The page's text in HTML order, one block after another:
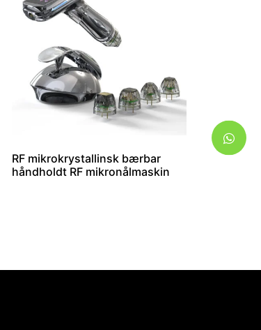
RF mikrokrystallinsk bærbar
håndholdt RF mikronålmaskin